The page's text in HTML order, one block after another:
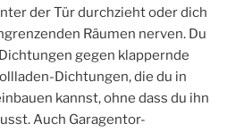
der Tür durchzieht oder dich
Räumen nerven. Du
gegen klappernde
Dichtungen, die du in
kannst, ohne dass du ihn
Auch Garagentor-